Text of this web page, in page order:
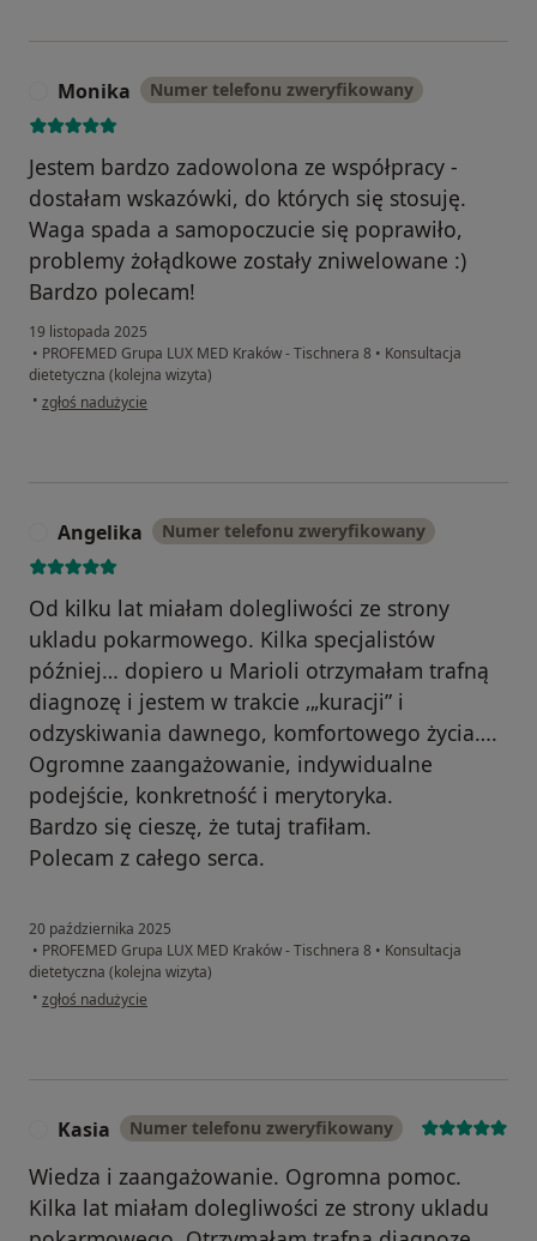
Monika Numer telefonu zweryfikowany
Jestem bardzo zadowolona ze współpracy -
dostałam wskazówki, do których się stosuję.
Waga spada a samopoczucie się poprawiło,
problemy żołądkowe zostały zniwelowane :)
Bardzo polecam!
19 listopada 2025
• PROFEMED Grupa LUX MED Kraków - Tischnera 8 • Konsultacja
dietetyczna (kolejna wizyta)
• w opinii użytkownika Monika
zgłoś nadużycie
Angelika Numer telefonu zweryfikowany
Od kilku lat miałam dolegliwości ze strony
ukladu pokarmowego. Kilka specjalistów
później… dopiero u Marioli otrzymałam trafną
diagnozę i jestem w trakcie ‚„kuracji” i
odzyskiwania dawnego, komfortowego życia….
Ogromne zaangażowanie, indywidualne
podejście, konkretność i merytoryka.
Bardzo się cieszę, że tutaj trafiłam.
Polecam z całego serca.
20 października 2025
• PROFEMED Grupa LUX MED Kraków - Tischnera 8 • Konsultacja
dietetyczna (kolejna wizyta)
• w opinii użytkownika Angelika
zgłoś nadużycie
Kasia Numer telefonu zweryfikowany
Wiedza i zaangażowanie. Ogromna pomoc.
Kilka lat miałam dolegliwości ze strony ukladu